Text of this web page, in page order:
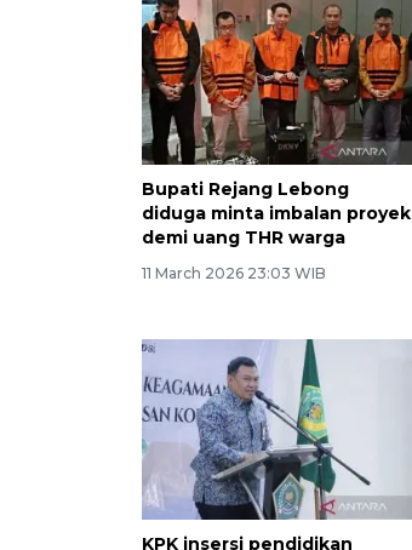
Bupati Rejang Lebong
diduga minta imbalan proyek
demi uang THR warga
11 March 2026 23:03 WIB
KPK insersi pendidikan